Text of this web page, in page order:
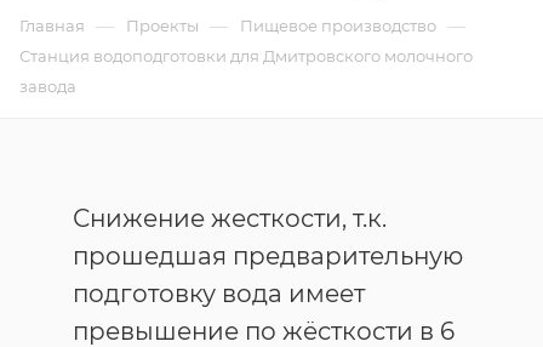
Главная — Проекты — Пищевое производство —
Станция водоподготовки для Дмитровского молочного
завода
Снижение жесткости, т.к.
прошедшая предварительную
подготовку вода имеет
превышение по жёсткости в 6